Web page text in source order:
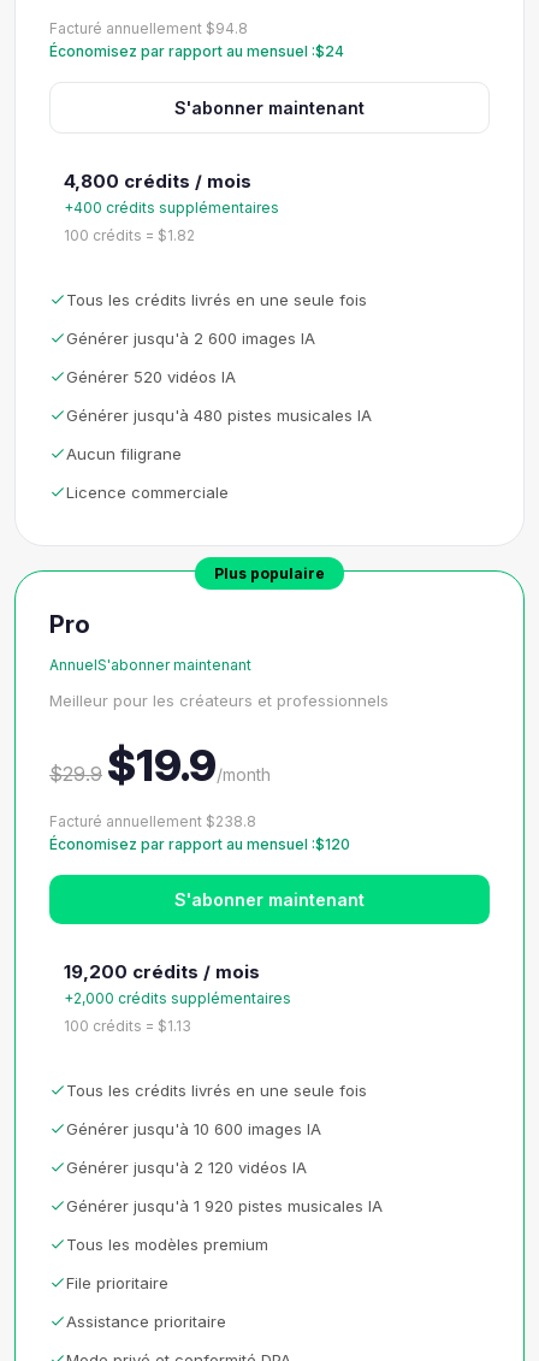
Facturé annuellement $94.8
Économisez par rapport au mensuel :$24
S'abonner maintenant
4,800 crédits / mois
+400 crédits supplémentaires
100 crédits = $1.82
Tous les crédits livrés en une seule fois
Générer jusqu'à 2 600 images IA
Générer 520 vidéos IA
Générer jusqu'à 480 pistes musicales IA
Aucun filigrane
Licence commerciale
Plus populaire
Pro
AnnuelS'abonner maintenant
Meilleur pour les créateurs et professionnels
$29.9 $19.9/month
Facturé annuellement $238.8
Économisez par rapport au mensuel :$120
S'abonner maintenant
19,200 crédits / mois
+2,000 crédits supplémentaires
100 crédits = $1.13
Tous les crédits livrés en une seule fois
Générer jusqu'à 10 600 images IA
Générer jusqu'à 2 120 vidéos IA
Générer jusqu'à 1 920 pistes musicales IA
Tous les modèles premium
File prioritaire
Assistance prioritaire